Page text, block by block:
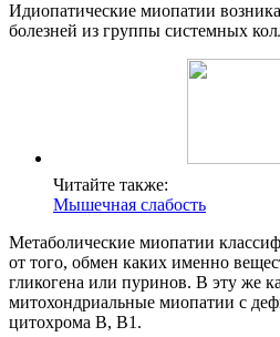
Идиопатические миопатии
болезней из группы системных
Читайте также:
Мышечная слабость
Метаболические миопатии
от того, обмен каких именно
гликогена или пуринов. В эту же
митохондриальные миопатии с
цитохрома B, B1.